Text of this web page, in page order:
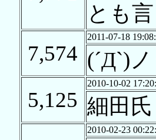
とも
7,574
2011-07-18
(´Д`)
5,125
2010-10-02
細田
2010-02-23